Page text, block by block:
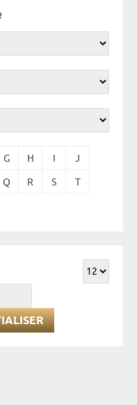
G H I J
Q R S T